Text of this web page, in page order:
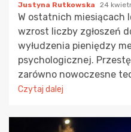
Justyna Rutkowska 24
W ostatnich miesiącach
wzrost liczby zgłoszeń
wyłudzenia pieniędzy
psychologicznej.
zarówno nowoczesne
Czytaj dalej